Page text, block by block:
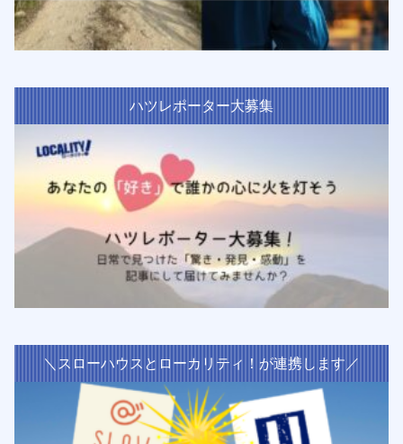
ハツレポーター大募集
＼スローハウスとローカリティ！が連携します／